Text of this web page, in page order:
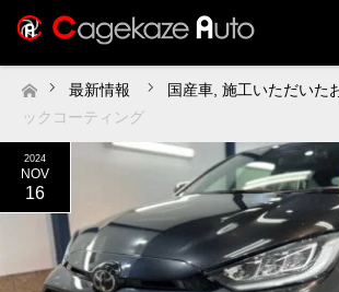
ホーム
最新情報 国産車 施工いただいた
ックコーティング
2024
NOV
16